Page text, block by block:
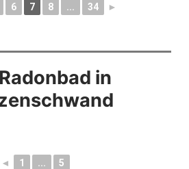
6 7 8 ... 34 ►
in
◄ 1 ... 5